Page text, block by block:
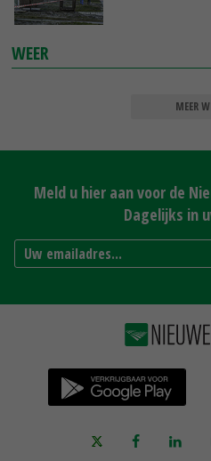
WEER
MEER
Meld u hier aan voor de
Dagelijks in